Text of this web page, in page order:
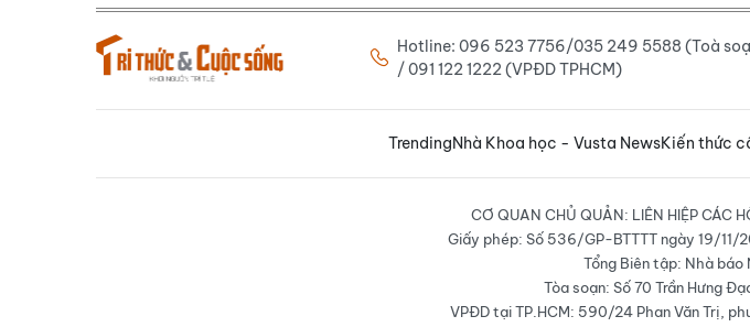
Hotline: 096 523 7756/035 249 5588 (Toà
/ 091 122 1222 (VPĐD TPHCM)
TrendingNhà Khoa học - Vusta NewsKiến thức
CƠ QUAN CHỦ QUẢN: LIÊN HIỆP CÁC
Giấy phép: Số 536/GP-BTTTT ngày 19/11/
Tổng Biên tập: Nhà báo
Tòa soạn: Số 70 Trần Hưng
VPĐD tại TP.HCM: 590/24 Phan Văn Trị,